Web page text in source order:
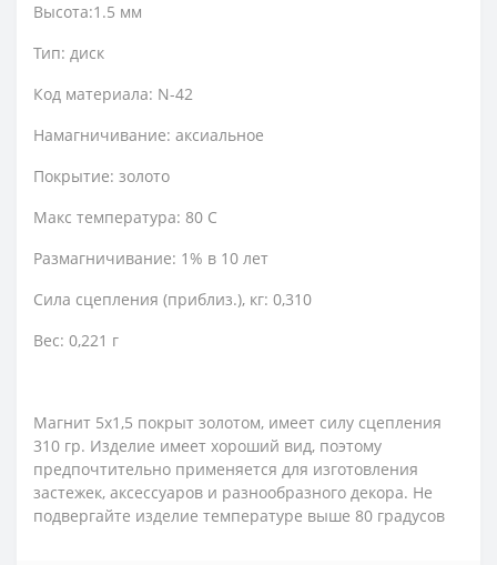
Высота:1.5 мм
Тип: диск
Код материала: N-42
Намагничивание: аксиальное
Покрытие: золото
Макс температура: 80 С
Размагничивание: 1% в 10 лет
Сила сцепления (приблиз.), кг: 0,310
Вес: 0,221 г
Магнит 5х1,5 покрыт золотом, имеет силу сцепления
310 гр. Изделие имеет хороший вид, поэтому
предпочтительно применяется для изготовления
застежек, аксессуаров и разнообразного декора. Не
подвергайте изделие температуре выше 80 градусов